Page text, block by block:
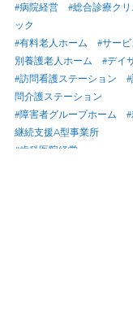
#病院経営
#総合診療クリ
ック
#有料老人ホーム
#サー
別養護老人ホーム
#デイ
#訪問看護ステーション
問介護ステーション
#障害者グループホーム
継続支援A型事業所
#歯科医院経営